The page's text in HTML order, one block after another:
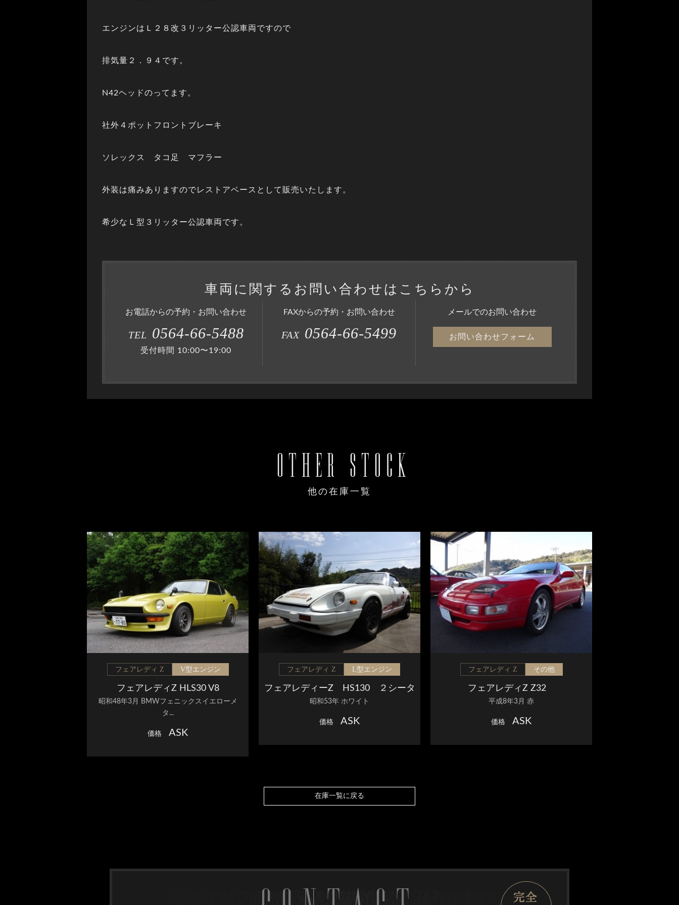
エンジンはＬ２８改３リッター公認車両ですので
排気量２．９４です。
N42ヘッドのってます。
社外４ポットフロントブレーキ
ソレックス タコ足 マフラー
外装は痛みありますのでレストアベースとして販売いたします。
希少なＬ型３リッター公認車両です。
車両に関する お問い合わせはこちらから
お電話からの予約・お問い合わせ
TEL 0564-66-5488
受付時間 10:00〜19:00
FAXからの予約・お問い合わせ
FAX 0564-66-5499
メールでのお問い合わせ
お問い合わせフォーム
OTHER STOCK
他の在庫一覧
フェアレディ Z V型エンジン
フェアレディZ HLS30 V8
昭和48年3月 BMWフェニックスイエローメ
タ...
価格 ASK
フェアレディ Z L型エンジン
フェアレディーZ HS130 ２シータ
ー
昭和53年 ホワイト
価格 ASK
フェアレディ Z その他
フェアレディZ Z32
平成8年3月 赤
価格 ASK
在庫一覧に戻る